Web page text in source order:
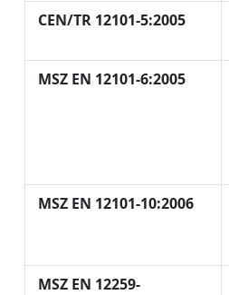
CEN/TR 12101-5:2005
MSZ EN 12101-6:2005
MSZ EN 12101-10:2006
MSZ EN 12259-